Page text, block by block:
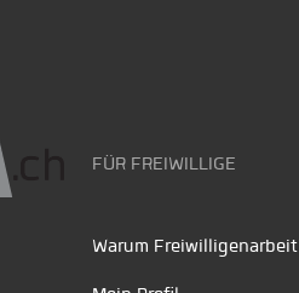
FÜR FREIWILLIGE
Warum